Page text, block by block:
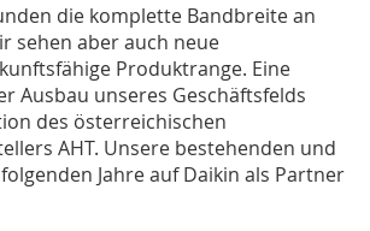
die komplette Bandbreite an
sehen aber auch neue
Produktrange. Eine
Ausbau unseres Geschäftsfelds
des österreichischen
AHT. Unsere bestehenden und
Jahre auf Daikin als Partner